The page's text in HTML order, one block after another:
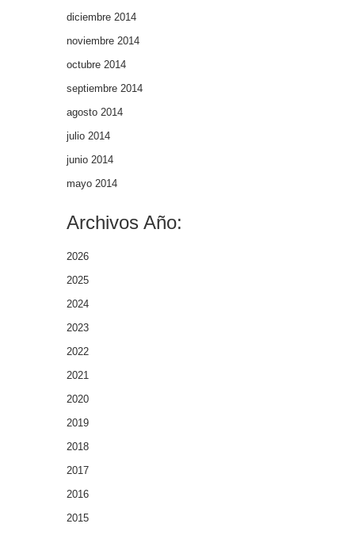
diciembre 2014
noviembre 2014
octubre 2014
septiembre 2014
agosto 2014
julio 2014
junio 2014
mayo 2014
Archivos Año:
2026
2025
2024
2023
2022
2021
2020
2019
2018
2017
2016
2015